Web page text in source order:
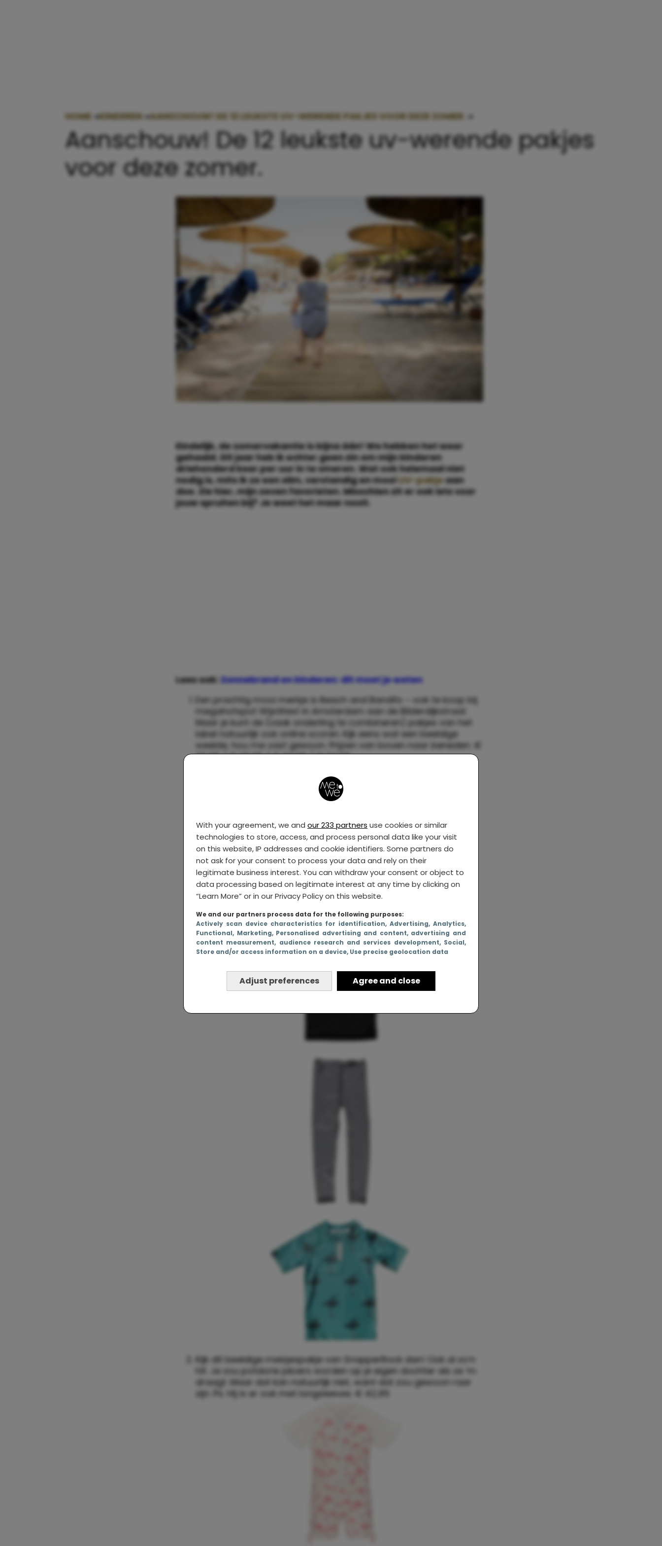
With your agreement, we and our 233 partners use cookies or similar
technologies to store, access, and process personal data like your visit
on this website, IP addresses and cookie identifiers. Some partners do
not ask for your consent to process your data and rely on their
legitimate business interest. You can withdraw your consent or object to
data processing based on legitimate interest at any time by clicking on
“Learn More” or in our Privacy Policy on this website.
We and our partners process data for the following purposes:
Actively scan device characteristics for identification, Advertising, Analytics,
Functional, Marketing, Personalised advertising and content, advertising and
content measurement, audience research and services development, Social,
Store and/or access information on a device, Use precise geolocation data
Adjust preferences Agree and close
HOME »KINDEREN »AANSCHOUW! DE 12 LEUKSTE UV-WERENDE PAKJES VOOR DEZE ZOMER. »
Aanschouw! De 12 leukste uv-werende pakjes
voor deze zomer.
Eindelijk, de zomervakantie is bijna áán! We hebben het weer
gehaald. Dit jaar heb ik echter geen zin om mijn kinderen
driehonderd keer per uur in te smeren. Wat ook helemaal niet
nodig is, mits ik ze een slim, verstandig en mooiUV-pakjeaan
doe. Zie hier, mijn zeven favorieten. Misschien zit er ook iets voor
jouw spruiten bij? Je weet het maar nooit.
Lees ook: Zonnebrand en kinderen: dit moet je weten
Een prachtig mooi merkje is Beach and Bandits – ook te koop bij
megahotspot WijsWest in Amsterdam aan de Bilderdijkstraat.
Maar je kunt de (vaak onderling te combineren) pakjes van het
label natuurlijk ook online scoren. Kijk eens wat een beeldige
weelde, hou me vast gewoon. Prijzen van boven naar beneden: €
39,95 / € 29,95 / € 34,95 / € 34,95
Kijk dit beeldige meisjespakje van SnapperRock dan! Ook al zo’n
hit. Je zou potdorie jaloers worden op je eigen dochter als ze ‘m
draagt. Maar dat kan natuurlijk niet, want dat zou gewoon raar
zijn. Ps. Hij is er ook met longsleeves. € 42,95